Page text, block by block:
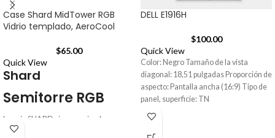
Case Shard MidTower RGB
Vidrio templado, AeroCool
$65.00
Quick View
Shard
Semitorre RGB
La caja SHARD viene equipada con un
frontal LED RGB con 13 modos de
DELL E1916H
$100.00
Quick View
Color: Negro Tamaño de la vista
diagonal: 18,51 pulgadas Proporción de
aspecto: Pantalla ancha (16:9) Tipo de
panel, superficie: TN